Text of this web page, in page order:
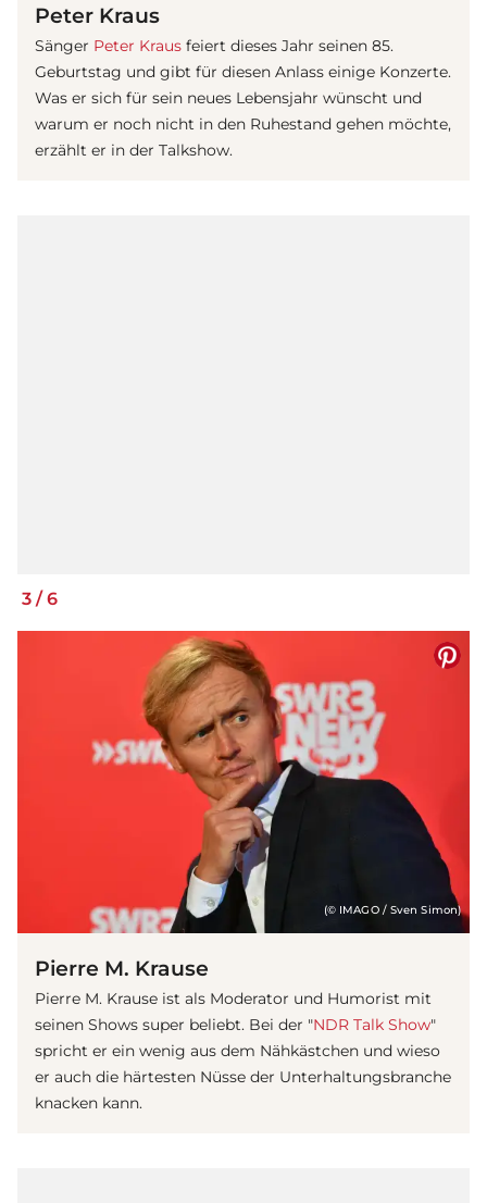
Peter Kraus
Sänger Peter Kraus feiert dieses Jahr seinen 85.
Geburtstag und gibt für diesen Anlass einige Konzerte.
Was er sich für sein neues Lebensjahr wünscht und
warum er noch nicht in den Ruhestand gehen möchte,
erzählt er in der Talkshow.
3 / 6
(© IMAGO / Sven Simon)
Pierre M. Krause
Pierre M. Krause ist als Moderator und Humorist mit
seinen Shows super beliebt. Bei der "NDR Talk Show"
spricht er ein wenig aus dem Nähkästchen und wieso
er auch die härtesten Nüsse der Unterhaltungsbranche
knacken kann.